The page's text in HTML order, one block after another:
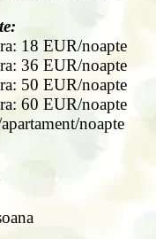
18 EUR/noapte
36 EUR/noapte
50 EUR/noapte
60 EUR/noapte
noapte